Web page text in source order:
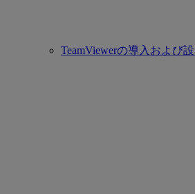
TeamViewerの導入および